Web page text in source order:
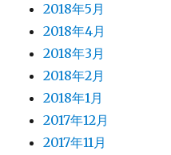
2018年5月
2018年4月
2018年3月
2018年2月
2018年1月
2017年12月
2017年11月